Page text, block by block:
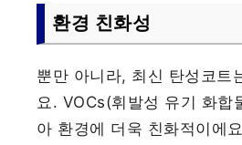
환경 친화성
뿐만 아니라, 최신 탄성코트
요. VOCs(휘발성 유기 화합
아 환경에 더욱 친화적이에